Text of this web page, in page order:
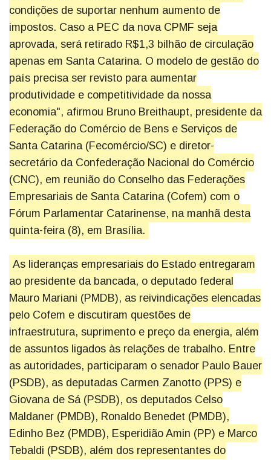
condições de suportar nenhum aumento de
impostos. Caso a PEC da nova CPMF seja
aprovada, será retirado R$1,3 bilhão de circulação
apenas em Santa Catarina. O modelo de gestão do
país precisa ser revisto para aumentar
produtividade e competitividade da nossa
economia", afirmou Bruno Breithaupt, presidente da
Federação do Comércio de Bens e Serviços de
Santa Catarina (Fecomércio/SC) e diretor-
secretário da Confederação Nacional do Comércio
(CNC), em reunião do Conselho das Federações
Empresariais de Santa Catarina (Cofem) com o
Fórum Parlamentar Catarinense, na manhã desta
quinta-feira (8), em Brasília.
As lideranças empresariais do Estado entregaram
ao presidente da bancada, o deputado federal
Mauro Mariani (PMDB), as reivindicações elencadas
pelo Cofem e discutiram questões de
infraestrutura, suprimento e preço da energia, além
de assuntos ligados às relações de trabalho. Entre
as autoridades, participaram o senador Paulo Bauer
(PSDB), as deputadas Carmen Zanotto (PPS) e
Giovana de Sá (PSDB), os deputados Celso
Maldaner (PMDB), Ronaldo Benedet (PMDB),
Edinho Bez (PMDB), Esperidião Amin (PP) e Marco
Tebaldi (PSDB), além dos representantes do